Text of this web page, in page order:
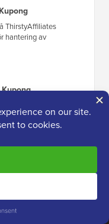
ThirstyAffiliates
hantering av